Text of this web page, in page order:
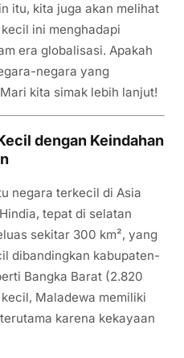
itu, kita juga akan melihat
ini menghadapi
era globalisasi. Apakah
negara yang
kita simak lebih lanjut!
dengan Keindahan
negara terkecil di Asia
tepat di selatan
sekitar 300 km², yang
dibandingkan kabupaten-
Bangka Barat (2.820
Maladewa memiliki
karena kekayaan